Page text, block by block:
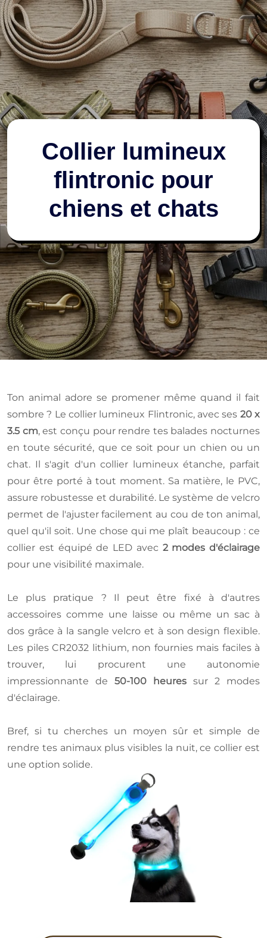
Collier lumineux
flintronic pour
chiens et chats
Ton animal adore se promener même quand il fait
sombre ? Le collier lumineux Flintronic, avec ses 20 x
3.5 cm, est conçu pour rendre tes balades nocturnes
en toute sécurité, que ce soit pour un chien ou un
chat. Il s'agit d'un collier lumineux étanche, parfait
pour être porté à tout moment. Sa matière, le PVC,
assure robustesse et durabilité. Le système de velcro
permet de l'ajuster facilement au cou de ton animal,
quel qu'il soit. Une chose qui me plaît beaucoup : ce
collier est équipé de LED avec 2 modes d'éclairage
pour une visibilité maximale.
Le plus pratique ? Il peut être fixé à d'autres
accessoires comme une laisse ou même un sac à
dos grâce à la sangle velcro et à son design flexible.
Les piles CR2032 lithium, non fournies mais faciles à
trouver, lui procurent une autonomie
impressionnante de 50-100 heures sur 2 modes
d'éclairage.
Bref, si tu cherches un moyen sûr et simple de
rendre tes animaux plus visibles la nuit, ce collier est
une option solide.